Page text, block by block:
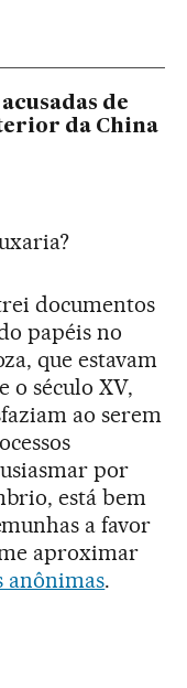
de
da China
documentos
papéis no
que estavam
o século XV,
ao serem
por
está bem
a favor
aproximar
anônimas.